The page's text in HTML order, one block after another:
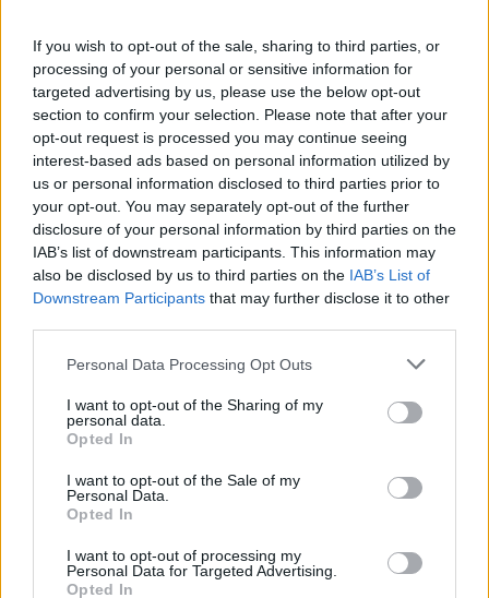
If you wish to opt-out of the sale, sharing to third parties, or
processing of your personal or sensitive information for
targeted advertising by us, please use the below opt-out
section to confirm your selection. Please note that after your
opt-out request is processed you may continue seeing
interest-based ads based on personal information utilized by
us or personal information disclosed to third parties prior to
your opt-out. You may separately opt-out of the further
disclosure of your personal information by third parties on the
IAB’s list of downstream participants. This information may
also be disclosed by us to third parties on the IAB’s List of
Downstream Participants that may further disclose it to other
Personal Data Processing Opt Outs
I want to opt-out of the Sharing of my
personal data.
Opted In
I want to opt-out of the Sale of my
Personal Data.
Opted In
I want to opt-out of processing my
Personal Data for Targeted Advertising.
Opted In
γήπεδο μπάσκετ, το Παγκόσμιο Μέγαρο
Ποντιακού Ελληνισμού και η μελέτη για το νέο
Δημαρχείο. Η διοίκηση τηςLamda –που
ακόμα δεν έχει πάρει θέση για τις εν λόγω
προσφυγές – έχει πολλάκις αναφερθεί στα
οφέλη από τα έργα υποδομής του Ελληνικού,
όπως είναι η διευθέτηση του ρέματος
Τραχώνων στον Άλιμο και τα συνοδά
αντιπλημμυρικά έργα.